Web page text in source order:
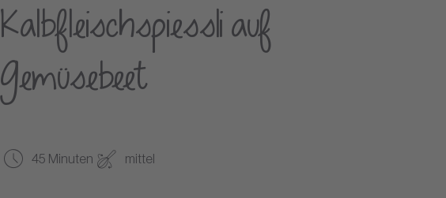
Kalbfleischspiessli auf
Gemüsebeet
45 Minuten mittel